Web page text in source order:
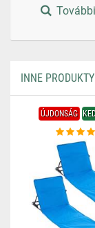
INNE
ÚJDONSÁG